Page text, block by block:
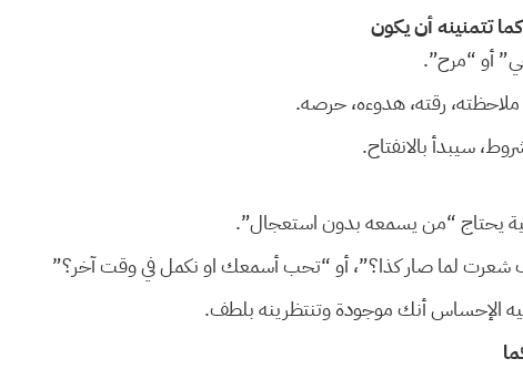
تتمنينه أن يكون
أو “مرح”.
رقته، هدوءه، حرصه.
سيبدأ بالانفتاح.
يحتاج “من يسمعه بدون استعجال”.
شعرت لما صار كذا؟”، أو “تحب أسمعك او نكمل في وقت آخر؟”
الإحساس أنك موجودة وتنتظرينه بلطف.